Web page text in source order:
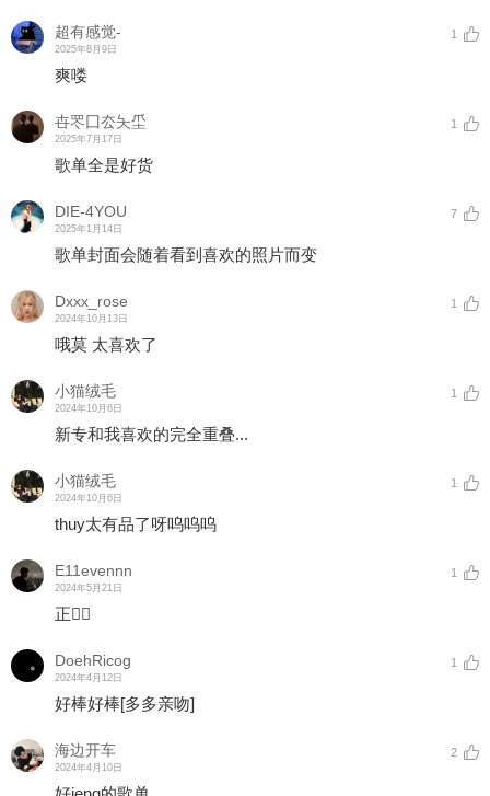
超有感觉-
2025年8月9日
1
爽喽
卋罖囗厺夨坕
2025年7月17日
1
歌单全是好货
DIE-4YOU
2025年1月14日
7
歌单封面会随着看到喜欢的照片而变
Dxxx_rose
2024年10月13日
1
哦莫 太喜欢了
小猫绒毛
2024年10月6日
1
新专和我喜欢的完全重叠...
小猫绒毛
2024年10月6日
1
thuy太有品了呀呜呜呜
E11evennn
2024年5月21日
1
正👍🏾
DoehRicog
2024年4月12日
1
好棒好棒[多多亲吻]
海边开车
2024年4月10日
2